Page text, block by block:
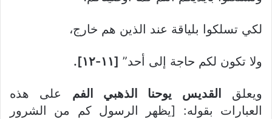
لكي تسلكوا بلياقة عند الذين هم خارج،
ولا تكون لكم حاجة إلى أحد” [١١-١٢].
ويعلق القديس يوحنا الذهبي الفم على هذه
العبارات بقوله: [يظهر الرسول كم من الشرور